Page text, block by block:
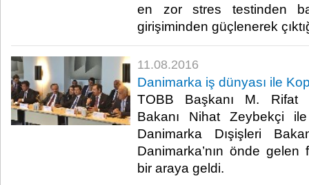
en zor stres testinden
girişiminden güçlenerek
11.08.2016
Danimarka iş dünyası ile
TOBB Başkanı M. Rifat
Bakanı Nihat Zeybekçi
Danimarka Dışişleri
Danimarka’nın önde gelen
bir araya geldi.​